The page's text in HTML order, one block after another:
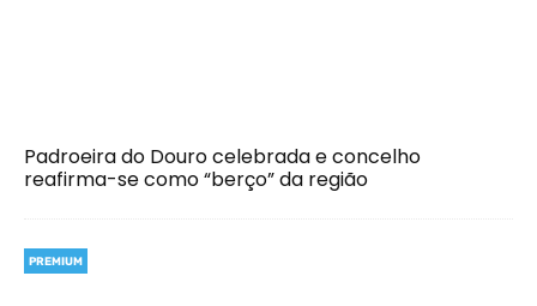
Padroeira do Douro celebrada e concelho
reafirma-se como “berço” da região
PREMIUM